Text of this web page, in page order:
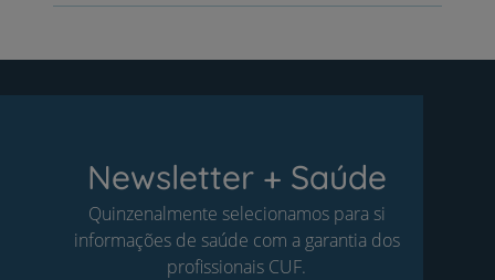
Newsletter + Saúde
Quinzenalmente selecionamos para si
informações de saúde com a garantia dos
profissionais CUF.